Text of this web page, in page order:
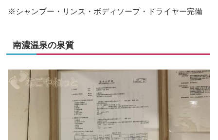
※シャンプー・リンス・ボディソープ・ドライヤー完備
南濃温泉の泉質